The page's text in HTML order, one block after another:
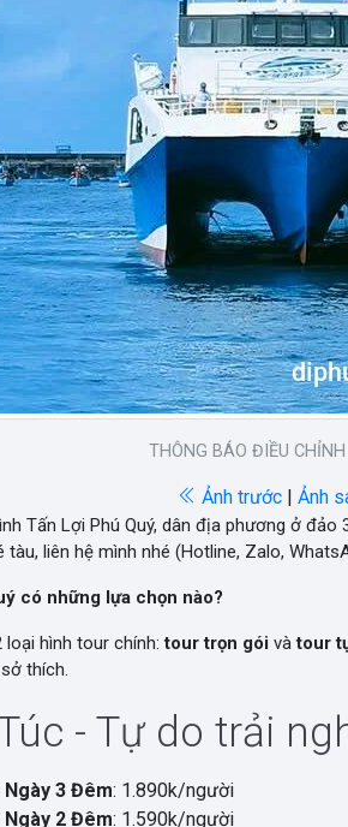
THÔNG BÁO ĐIỀU
Ảnh trước| Ảnh
Tấn Lợi Phú Quý, dân địa phương ở đảo
liên hệ mình nhé (Hotline, Zalo,
có những lựa chọn nào?
loại hình tour chính:tour trọn gói vàtour
thích.
- Tự do trải
Ngày 3 Đêm: 1.890k/người
Ngày 2 Đêm: 1.590k/người